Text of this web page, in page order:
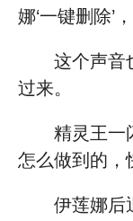
娜‘一键删除’
这个声音
过来。
精灵王一
怎么做到的，
伊莲娜后